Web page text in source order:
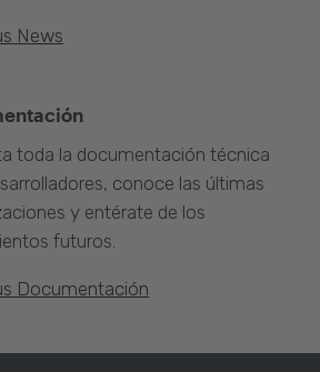
News
toda la documentación técnica
conoce las últimas
y entérate de los
futuros.
Documentación